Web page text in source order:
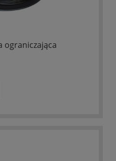
ograniczająca